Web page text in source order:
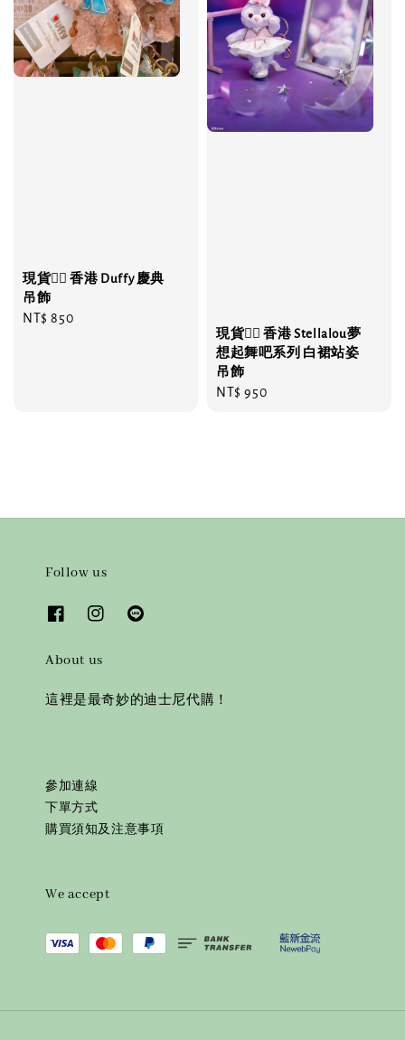
現貨❤️‍🔥 香港 Duffy 慶典
吊飾
Regular
NT$ 850
現貨❤️‍🔥 香港 Stellalou夢
想起舞吧系列 白裙站姿
吊飾
Regular
NT$ 950
Follow us
About us
這裡是最奇妙的迪士尼代購！
參加連線
下單方式
購買須知及注意事項
We accept